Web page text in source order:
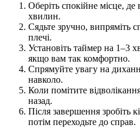
Оберіть спокійне місце, де
хвилин.
Сядьте зручно, випряміть
плечі.
Установіть таймер на 1–3
якщо вам так комфортно.
Спрямуйте увагу на
навколо.
Коли помітите
назад.
Після завершення зробіть
потім переходьте до справ.